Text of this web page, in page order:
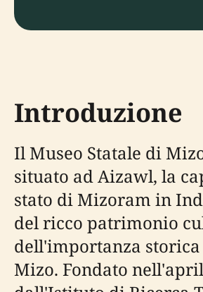
Introduzione
Il Museo Statale di
situato ad Aizawl, la
stato di Mizoram in
del ricco patrimonio
dell'importanza
Mizo. Fondato